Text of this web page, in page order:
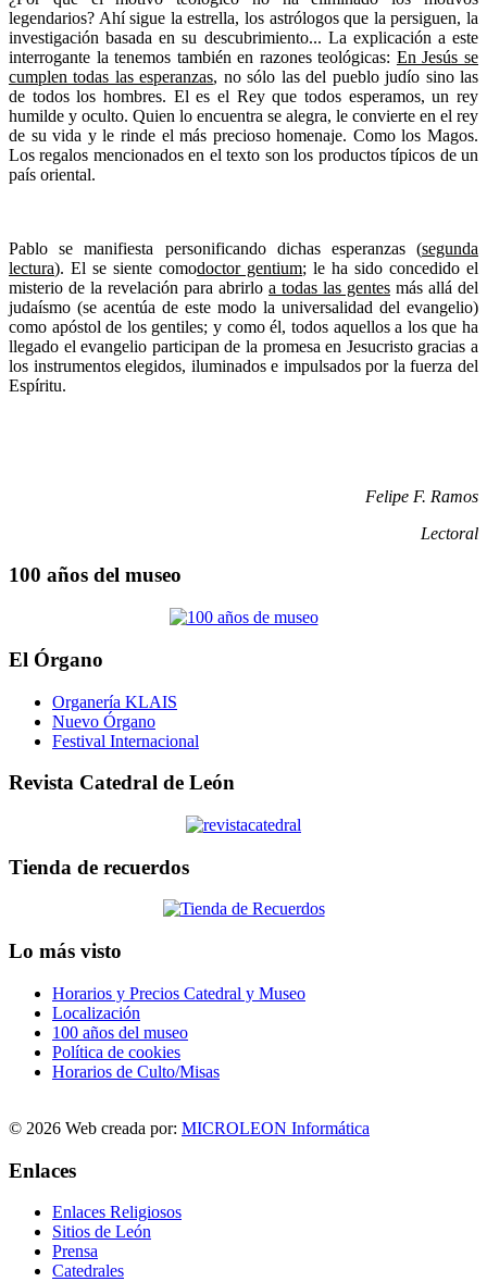
legendarios? Ahí sigue la estrella, los astrólogos que la persiguen, la
investigación basada en su descubrimiento... La explicación a este
interrogante la tenemos también en razones teológicas: En Jesús se
cumplen todas las esperanzas, no sólo las del pueblo judío sino las
de todos los hombres. El es el Rey que todos esperamos, un rey
humilde y oculto. Quien lo encuentra se alegra, le convierte en el rey
de su vida y le rinde el más precioso homenaje. Como los Magos.
Los regalos mencionados en el texto son los productos típicos de un
país oriental.
Pablo se manifiesta personificando dichas esperanzas (segunda
lectura). El se siente comodoctor gentium; le ha sido concedido el
misterio de la revelación para abrirlo a todas las gentes más allá del
judaísmo (se acentúa de este modo la universalidad del evangelio)
como apóstol de los gentiles; y como él, todos aquellos a los que ha
llegado el evangelio participan de la promesa en Jesucristo gracias a
los instrumentos elegidos, iluminados e impulsados por la fuerza del
Espíritu.
Felipe F. Ramos
Lectoral
100 años del museo
El Órgano
Organería KLAIS
Nuevo Órgano
Festival Internacional
Revista Catedral de León
Tienda de recuerdos
Lo más visto
Horarios y Precios Catedral y Museo
Localización
100 años del museo
Política de cookies
Horarios de Culto/Misas
© 2026 Web creada por: MICROLEON Informática
Enlaces
Enlaces Religiosos
Sitios de León
Prensa
Catedrales